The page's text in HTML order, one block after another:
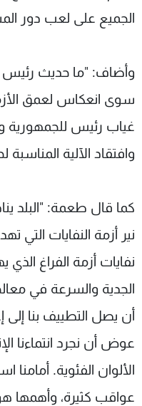
الجميع على لعب دور
وأضاف: "ما حديث رئيس
سوى انعكاس لعمق
غياب رئيس للجمهورية
وافتقاد الآلية المناسبة
كما قال طعمة: "البلد
نير أزمة النفايات التي
نفايات أزمة الفراغ الذي
الجدية والسرعة في
أن يصل التطييف بنا إلى
عوض أن نجرد انتماءنا
الألوان الفئوية.
عواقب كثيرة، وأهمها